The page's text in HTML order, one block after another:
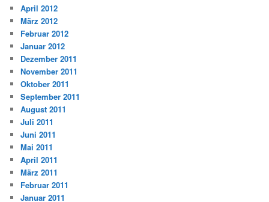
April 2012
März 2012
Februar 2012
Januar 2012
Dezember 2011
November 2011
Oktober 2011
September 2011
August 2011
Juli 2011
Juni 2011
Mai 2011
April 2011
März 2011
Februar 2011
Januar 2011